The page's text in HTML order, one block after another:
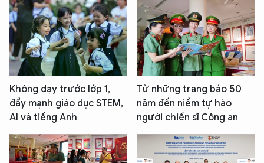
Không dạy trước lớp 1,
đẩy mạnh giáo dục STEM,
AI và tiếng Anh
Từ những trang báo 50
năm đến niềm tự hào
người chiến sĩ Công an